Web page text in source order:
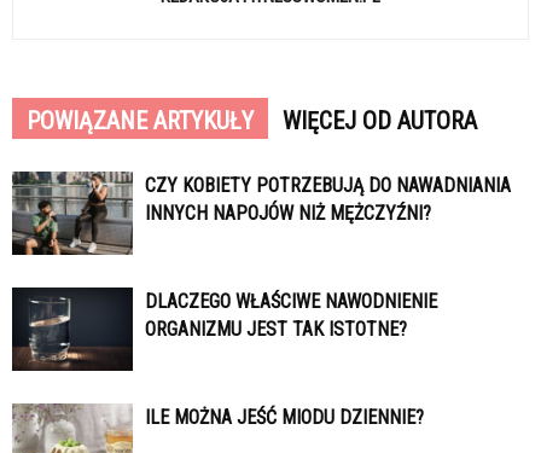
POWIĄZANE ARTYKUŁY WIĘCEJ OD AUTORA
CZY KOBIETY POTRZEBUJĄ DO NAWADNIANIA
INNYCH NAPOJÓW NIŻ MĘŻCZYŹNI?
DLACZEGO WŁAŚCIWE NAWODNIENIE
ORGANIZMU JEST TAK ISTOTNE?
ILE MOŻNA JEŚĆ MIODU DZIENNIE?